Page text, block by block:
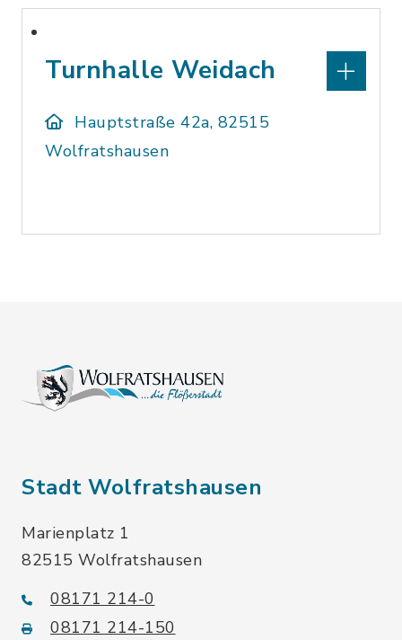
Turnhalle Weidach
Hauptstraße 42a, 82515
Wolfratshausen
Stadt Wolfratshausen
Marienplatz 1
82515 Wolfratshausen
08171 214-0
08171 214-150